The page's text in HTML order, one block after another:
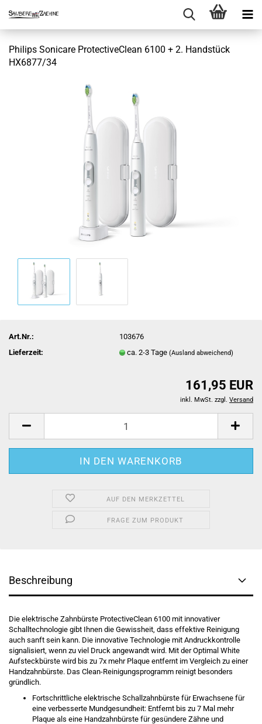
Philips Sonicare ProtectiveClean 6100 + 2. Handstück
HX6877/34
Art.Nr.:
103676
Lieferzeit:
ca. 2-3 Tage(Ausland abweichend)
161,95 EUR
inkl. MwSt. zzgl. Versand
AUF DEN MERKZETTEL
FRAGE ZUM PRODUKT
Beschreibung
Die elektrische Zahnbürste ProtectiveClean 6100 mit innovativer
Schalltechnologie gibt Ihnen die Gewissheit, dass effektive Reinigung
auch sanft sein kann. Die innovative Technologie mit Andruckkontrolle
signalisiert, wenn zu viel Druck angewandt wird. Mit der Optimal White
Aufsteckbürste wird bis zu 7x mehr Plaque entfernt im Vergleich zu einer
Handzahnbürste. Das Clean-Reinigungsprogramm reinigt besonders
gründlich.
Fortschrittliche elektrische Schallzahnbürste für Erwachsene für
eine verbesserte Mundgesundheit: Entfernt bis zu 7 Mal mehr
Plaque als eine Handzahnbürste für gesündere Zähne und